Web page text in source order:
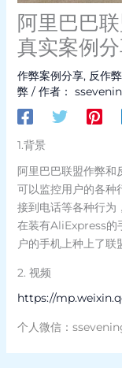
阿里巴巴
真实案例
作弊案例分享, 反作弊
弊/ 作者：
1.背景
阿里巴巴联盟作弊
可以监控用户的各种
接到电话等各种行为
在装有AliExpress的
户的手机上种上了联
2. 视频
https://
个人微信：